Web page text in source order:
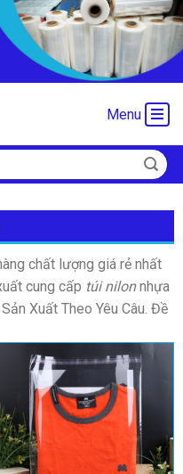
Menu
chất lượng giá rẻ nhất
cung cấp túi nilonnhựa
Xuất Theo Yêu Câu. Đề